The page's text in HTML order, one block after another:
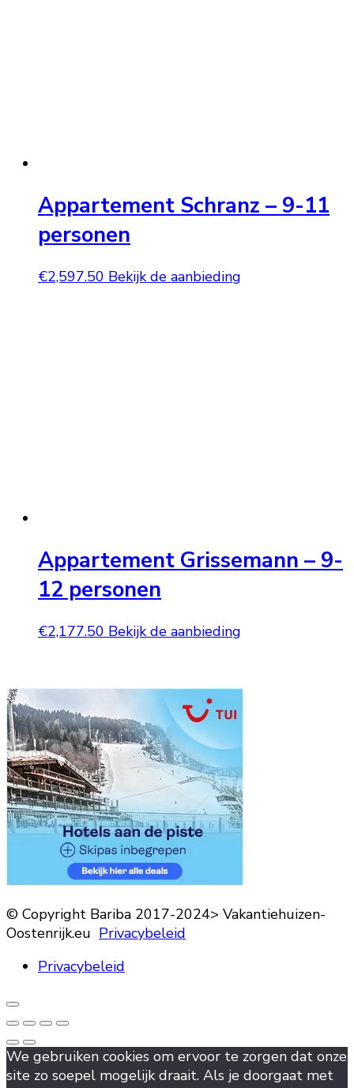
Appartement Schranz – 9-11
personen
€2,597.50 Bekijk de aanbieding
Appartement Grissemann – 9-
12 personen
€2,177.50 Bekijk de aanbieding
© Copyright Bariba 2017-2024> Vakantiehuizen-
Oostenrijk.eu Privacybeleid
Privacybeleid
We gebruiken cookies om ervoor te zorgen dat onze
site zo soepel mogelijk draait. Als je doorgaat met